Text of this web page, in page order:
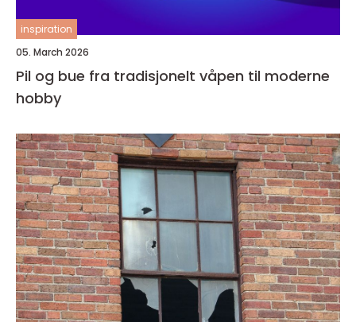
inspiration
05. March 2026
Pil og bue fra tradisjonelt våpen til moderne
hobby